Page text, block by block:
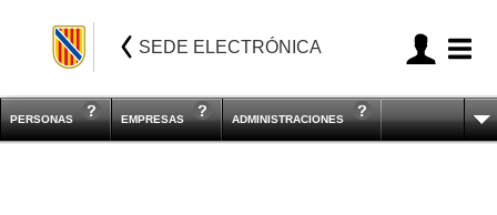
SEDE ELECTRÓNICA
PERSONAS EMPRESAS ADMINISTRACIONES